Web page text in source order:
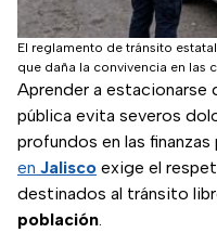
El reglamento de tránsito
que daña la convivencia en las
Aprender a estacionarse
pública evita severos
profundos en las finanzas
en Jalisco exige el
destinados al tránsito
población.